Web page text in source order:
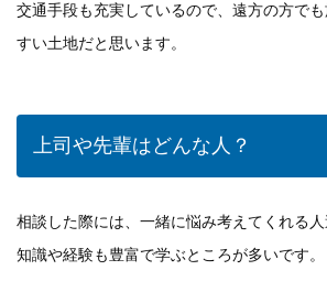
交通手段も充実しているので、遠方の方で
すい土地だと思います。
上司や先輩はどんな人？
相談した際には、一緒に悩み考えてくれる人
知識や経験も豊富で学ぶところが多いです。